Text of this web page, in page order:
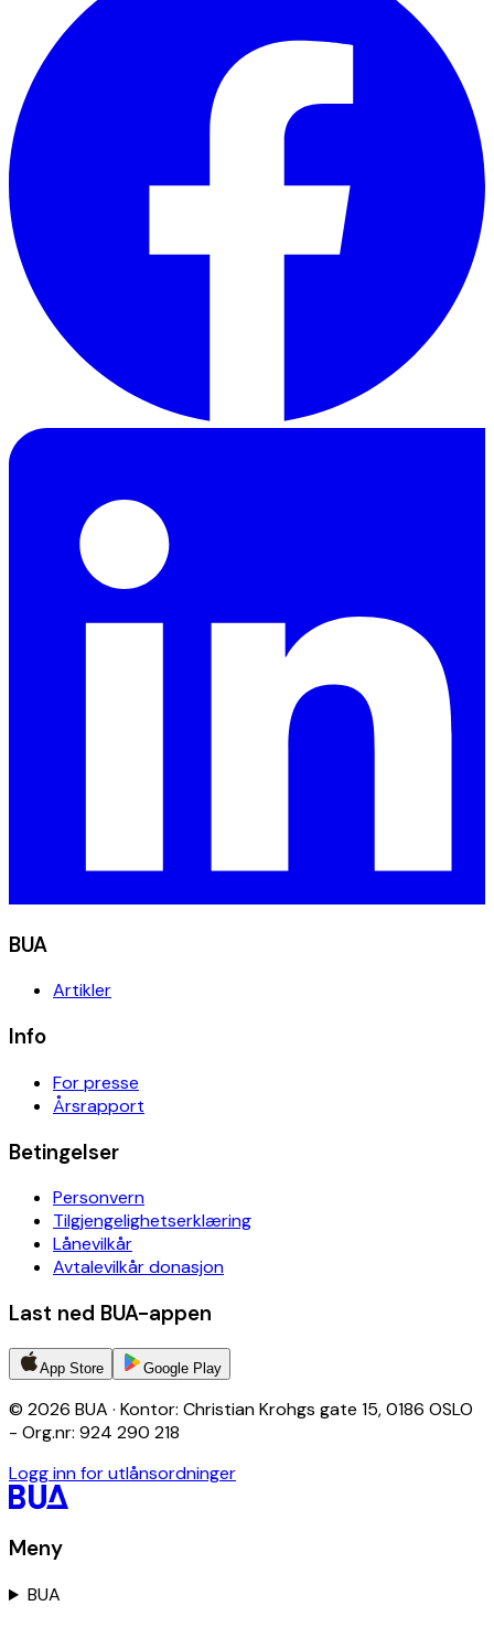
BUA
Artikler
Info
For presse
Årsrapport
Betingelser
Personvern
Tilgjengelighetserklæring
Lånevilkår
Avtalevilkår donasjon
Last ned BUA-appen
App Store Google Play
© 2026 BUA · Kontor: Christian Krohgs gate 15, 0186 OSLO
- Org.nr: 924 290 218
Logg inn for utlånsordninger
Meny
BUA